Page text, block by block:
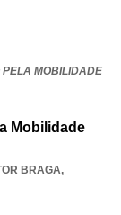
MOBILIDADE
Mobilidade
BRAGA,